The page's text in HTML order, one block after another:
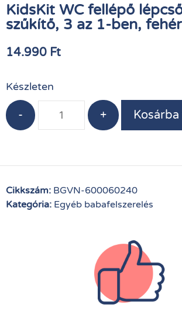
KidsKit WC fellépő
szűkítő, 3 az 1-ben,
14.990 Ft
Készleten
- +
Cikkszám: BGVN-600060240
Kategória: Egyéb babafelszerelés